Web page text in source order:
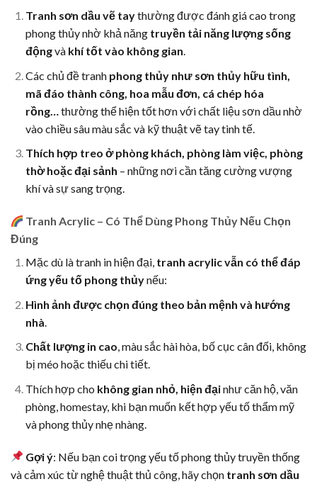
Tranh sơn dầu vẽ taythường được đánh giá cao trong
phong thủy nhờ khả năng truyền tải năng lượng sống
độngvà khí tốt vào không gian.
Các chủ đề tranh phong thủy như sơn thủy hữu tình,
mã đáo thành công, hoa mẫu đơn, cá chép hóa
rồng…
thường thể hiện tốt hơn với chất liệu sơn dầu nhờ
vào chiều sâu màu sắc và kỹ thuật vẽ tay tinh tế.
Thích hợp treo ở phòng khách, phòng làm việc, phòng
thờ hoặc đại sảnh – những nơi cần tăng cường vượng
khí và sự sang trọng.
Tranh Acrylic – Có Thể Dùng Phong Thủy Nếu Chọn
Đúng
Mặc dù là tranh in hiện đại, tranh acrylic vẫn có thể đáp
ứng yếu tố phong thủynếu:
Hình ảnh được chọn đúng theo bản mệnh và hướng
nhà
Chất lượng in cao, màu sắc hài hòa, bố cục cân đối, không
bị méo hoặc thiếu chi tiết.
Thích hợp cho không gian nhỏ, hiện đạinhư căn hộ, văn
phòng, homestay, khi bạn muốn kết hợp yếu tố thẩm mỹ
và phong thủy nhẹ nhàng.
Gợi ý: Nếu bạn coi trọng yếu tố phong thủy truyền thống
và cảm xúc từ nghệ thuật thủ công, hãy chọn tranh sơn dầu